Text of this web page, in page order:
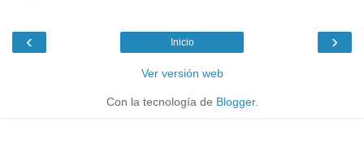
‹ ›
Inicio
Ver versión web
Con la tecnología de Blogger.